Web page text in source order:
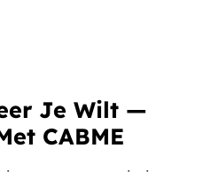
Je Wilt —
CABME